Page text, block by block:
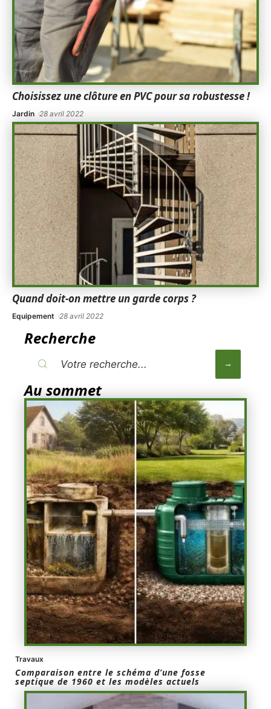
Choisissez une clôture en PVC pour sa robustesse !
Jardin 28 avril 2022
Quand doit-on mettre un garde corps ?
Equipement 28 avril 2022
Recherche
Au sommet
Travaux
Comparaison entre le schéma d’une fosse
septique de 1960 et les modèles actuels